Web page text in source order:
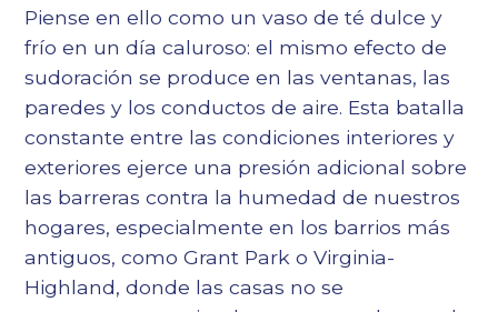
Piense en ello como un vaso de té dulce y
frío en un día caluroso: el mismo efecto de
sudoración se produce en las ventanas, las
paredes y los conductos de aire. Esta batalla
constante entre las condiciones interiores y
exteriores ejerce una presión adicional sobre
las barreras contra la humedad de nuestros
hogares, especialmente en los barrios más
antiguos, como Grant Park o Virginia-
Highland, donde las casas no se